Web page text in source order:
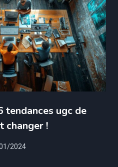
tendances ugc de
changer !
2024